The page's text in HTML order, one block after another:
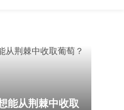
能从荆棘中收取